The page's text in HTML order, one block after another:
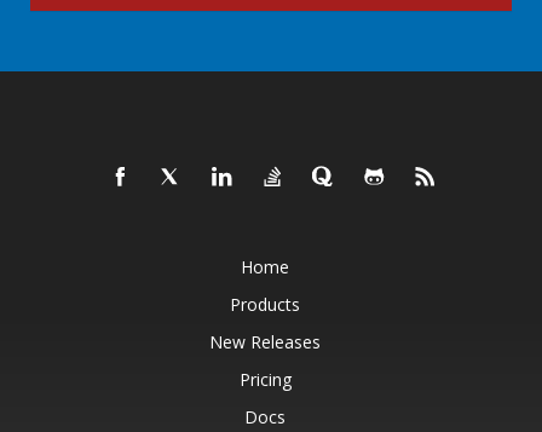
Home
Products
New Releases
Pricing
Docs